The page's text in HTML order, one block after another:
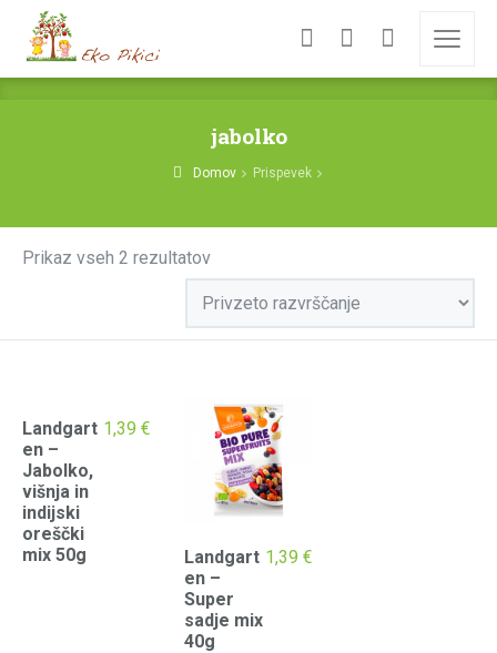
jabolko
Domov Prispevek
Prikaz vseh 2 rezultatov
Landgart
en –
Jabolko,
višnja in
indijski
oreščki
mix 50g
1,39 €
Landgart
en –
Super
sadje mix
40g
1,39 €